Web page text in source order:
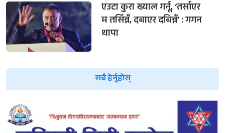
एउटा कुरा ख्याल गर्नू, ‘तर्साएर
म तर्सिन्नँ, दबाएर दबिन्नँ’ : गगन
थापा
सबै हेर्नुहोस्